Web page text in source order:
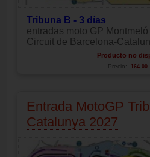
Tribuna B - 3 días
entradas moto GP Montmeló
Circuit de Barcelona-
Producto no
Precio: 164.00
Entrada MotoGP
Catalunya 2027